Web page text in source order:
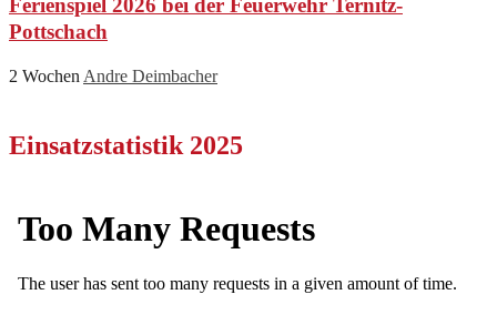
Ferienspiel 2026 bei der Feuerwehr Ternitz-
Pottschach
2 Wochen Andre Deimbacher
Einsatzstatistik 2025